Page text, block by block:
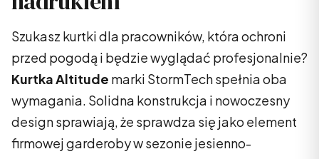
Szukasz kurtki dla pracowników, która ochroni
przed pogodą i będzie wyglądać profesjonalnie?
Kurtka Altitude marki StormTech spełnia oba
wymagania. Solidna konstrukcja i nowoczesny
design sprawiają, że sprawdza się jako element
firmowej garderoby w sezonie jesienno-